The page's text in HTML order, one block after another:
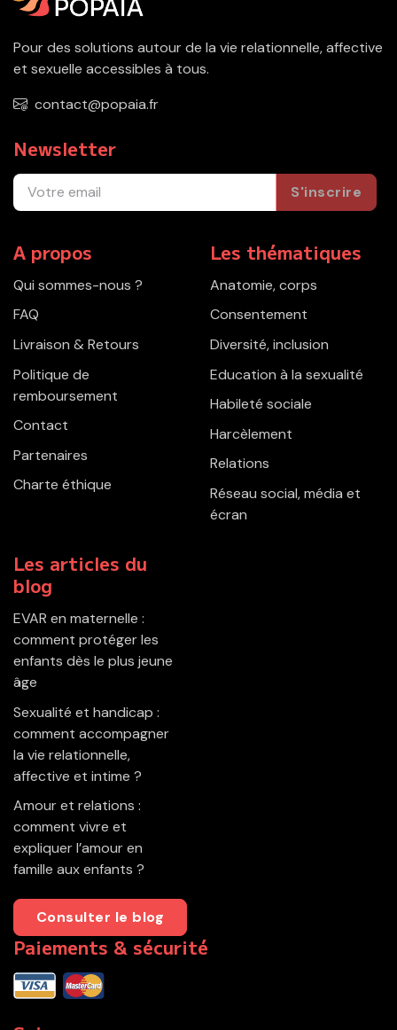
Pour des solutions autour de la vie relationnelle, affective
et sexuelle accessibles à tous.
contact@popaia.fr
Newsletter
S'inscrire
A propos
Qui sommes-nous ?
FAQ
Livraison & Retours
Politique de
remboursement
Contact
Partenaires
Charte éthique
Les thématiques
Anatomie, corps
Consentement
Diversité, inclusion
Education à la sexualité
Habileté sociale
Harcèlement
Relations
Réseau social, média et
écran
Les articles du
blog
EVAR en maternelle :
comment protéger les
enfants dès le plus jeune
âge
Sexualité et handicap :
comment accompagner
la vie relationnelle,
affective et intime ?
Amour et relations :
comment vivre et
expliquer l’amour en
famille aux enfants ?
Consulter le blog
Paiements & sécurité